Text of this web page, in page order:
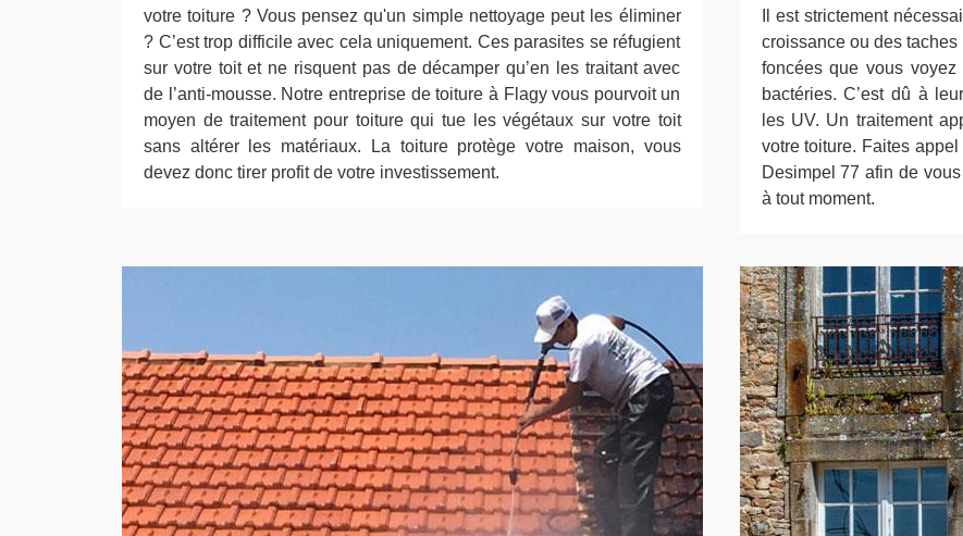
votre toiture ? Vous pensez qu'un simple nettoyage peut les éliminer
? C’est trop difficile avec cela uniquement. Ces parasites se réfugient
sur votre toit et ne risquent pas de décamper qu’en les traitant avec
de l’anti-mousse. Notre entreprise de toiture à Flagy vous pourvoit un
moyen de traitement pour toiture qui tue les végétaux sur votre toit
sans altérer les matériaux. La toiture protège votre maison, vous
devez donc tirer profit de votre investissement.
Il est strictement
croissance ou des
foncées que vous
bactéries. C’est dû à
les UV. Un traitement
votre toiture. Faites
Desimpel 77 afin de
à tout moment.